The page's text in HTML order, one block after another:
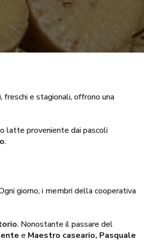
e stagionali, offrono una
latte proveniente dai pascoli
.
giorno, i membri della cooperativa
. Nonostante il passare del
e Maestro caseario, Pasquale